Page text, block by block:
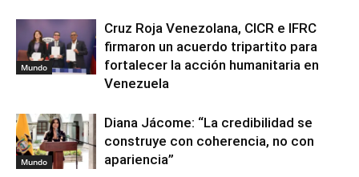
Mundo
Cruz Roja Venezolana, CICR e IFRC
firmaron un acuerdo tripartito para
fortalecer la acción humanitaria en
Venezuela
Mundo
Diana Jácome: “La credibilidad se
construye con coherencia, no con
apariencia”